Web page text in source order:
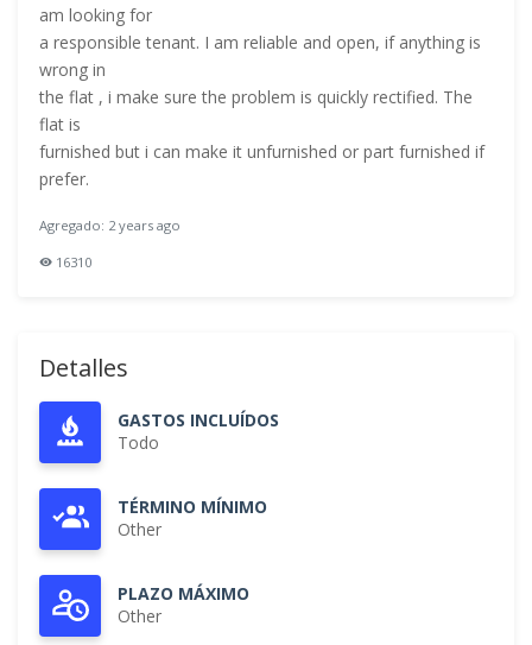
am looking for
a responsible tenant. I am reliable and open, if anything is
wrong in
the flat , i make sure the problem is quickly rectified. The
flat is
furnished but i can make it unfurnished or part furnished if
prefer.
Agregado: 2 years ago
16310
Detalles
GASTOS INCLUÍDOS
Todo
TÉRMINO MÍNIMO
Other
PLAZO MÁXIMO
Other